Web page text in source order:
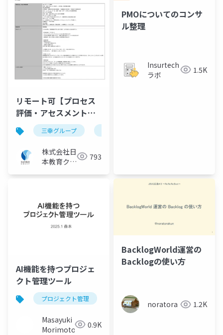
リモート可【プロセス
評価・アセスメント】
医療機器の国際規格適
合評価プロジェクト／
三幸グループ【株式会
社日本教育クリエイ
ト】
三幸グループ
株式会社日
本教育クリ
793
PMOについてのコンサ
ル整理
Insurtech
ラボ
1.5K
AI機能を持つプロジェ
クト管理ツール
プロジェクト管理 プロジェジェクトマネジメント
Masayuki
Morimoto
0.9K
BacklogWorld運営の
Backlogの使い方
noratora 1.2K